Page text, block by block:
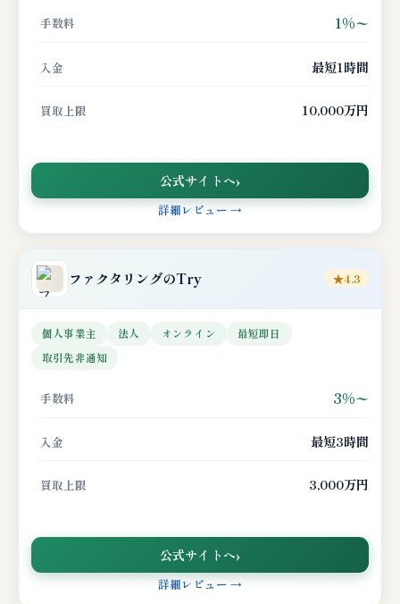
手数料 1%〜
入金 最短1時間
買取上限 10,000万円
公式サイトへ
詳細レビュー →
ファクタリングのTry ★4.3
個人事業主 法人 オンライン
最短即日
取引先非通知
手数料 3%〜
入金 最短3時間
買取上限 3,000万円
公式サイトへ
詳細レビュー →